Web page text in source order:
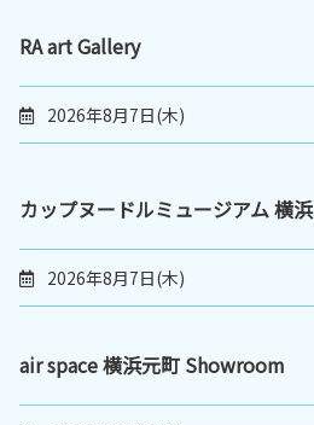
RA art Gallery
2026年8月7日(木)
カップヌードルミュージアム 横浜
2026年8月7日(木)
air space 横浜元町 Showroom